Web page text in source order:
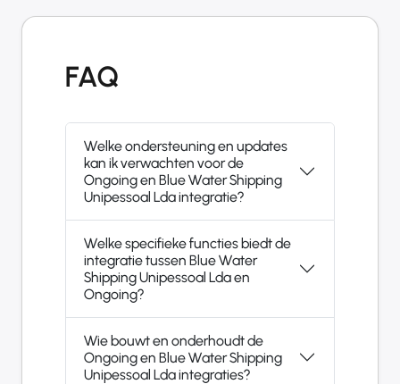
FAQ
Welke ondersteuning en updates
kan ik verwachten voor de
Ongoing en Blue Water Shipping
Unipessoal Lda integratie?
Welke specifieke functies biedt de
integratie tussen Blue Water
Shipping Unipessoal Lda en
Ongoing?
Wie bouwt en onderhoudt de
Ongoing en Blue Water Shipping
Unipessoal Lda integraties?